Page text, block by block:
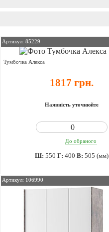
Артикул: 85229
Тумбочка Алекса
1817 грн.
Наявність уточнюйте
До обраного
Ш: 550 Г: 400 В: 505 (мм)
Артикул: 106990